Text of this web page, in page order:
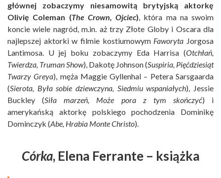
głównej zobaczymy niesamowitą brytyjską aktorkę
Olivię Coleman (The Crown, Ojciec), która ma na swoim
koncie wiele nagród, m.in. aż trzy Złote Globy i Oscara dla
najlepszej aktorki w filmie kostiumowym Faworyta Jorgosa
Lantimosa. U jej boku zobaczymy Eda Harrisa (Otchłań,
Twierdza, Truman Show), Dakotę Johnson (Suspiria, Pięćdziesiąt
Twarzy Greya), męża Maggie Gyllenhal – Petera Sarsgaarda
(Sierota, Była sobie dziewczyna, Siedmiu wspaniałych), Jessie
Buckley (Siła marzeń, Może pora z tym skończyć) i
amerykańską aktorkę polskiego pochodzenia Dominikę
Dominczyk (Abe, Hrabia Monte Christo).
Córka, Elena Ferrante – książka